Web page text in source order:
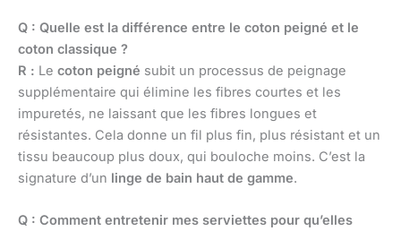
Q : Quelle est la différence entre le coton peigné et le
coton classique ?
R : Le coton peigné subit un processus de peignage
supplémentaire qui élimine les fibres courtes et les
impuretés, ne laissant que les fibres longues et
résistantes. Cela donne un fil plus fin, plus résistant et un
tissu beaucoup plus doux, qui bouloche moins. C’est la
signature d’un linge de bain haut de gamme.
Q : Comment entretenir mes serviettes pour qu’elles